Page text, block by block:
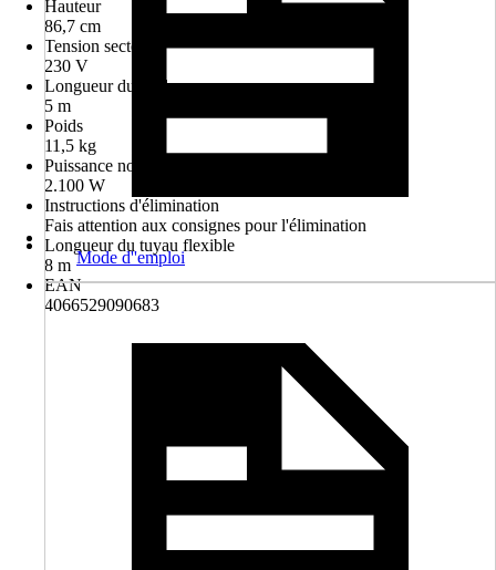
Hauteur
86,7 cm
Tension secteur
230 V
Longueur du câble
5 m
Poids
11,5 kg
Puissance nominale absorbée
2.100 W
Instructions d'élimination
Fais attention aux consignes pour l'élimination
Longueur du tuyau flexible
8 m
EAN
4066529090683
Mode d''emploi